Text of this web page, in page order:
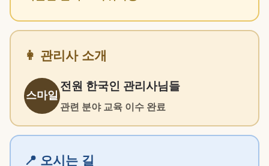
👩 관리사 소개
스마일
전원 한국인 관리사님들
관련 분야 교육 이수 완료
📍 오시는 길